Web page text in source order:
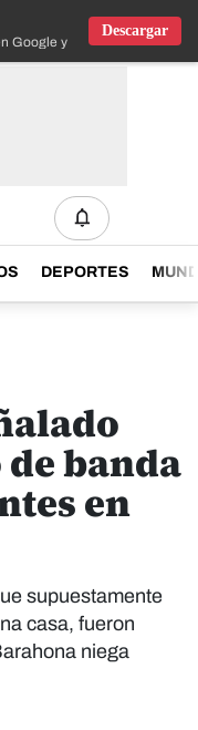
Google y IOS
Descargar
DEPORTES
banda
en
supuestamente
casa, fueron
niega